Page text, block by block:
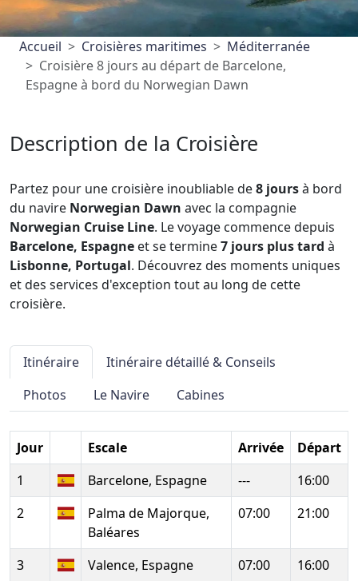
Accueil Croisières maritimes
Méditerranée
Croisière 8 jours au départ de Barcelone,
Espagne à bord du Norwegian Dawn
Description de la Croisière
Partez pour une croisière inoubliable de8 joursà bord
du navire Norwegian Dawn avec la compagnie
Norwegian Cruise Line. Le voyage commence depuis
Barcelone, Espagne et se termine7 jours plus tard à
Lisbonne, Portugal. Découvrez des moments uniques
et des services d'exception tout au long de cette
croisière.
Itinéraire
Itinéraire détaillé & Conseils
Photos
Le Navire Cabines
Jour Escale Arrivée
Départ
1
Barcelone, Espagne ---
16:00
2
Palma de Majorque,
Baléares
07:00 21:00
3 Valence, Espagne 07:00
16:00